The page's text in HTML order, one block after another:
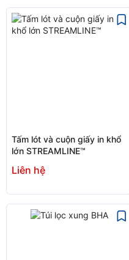
Tấm lót và cuộn giấy in khổ
lớn STREAMLINE™
Liên hệ